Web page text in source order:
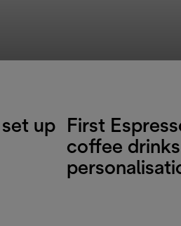
up
First
coffee drinks